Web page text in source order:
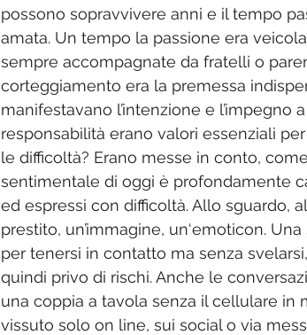
possono sopravvivere anni e il tempo
amata. Un tempo la passione era
sempre accompagnate da fratelli o
corteggiamento era la premessa
manifestavano l’intenzione e l’impegno
responsabilità erano valori essenziali
le difficoltà? Erano messe in conto,
sentimentale di oggi è profondamente
ed espressi con difficoltà. Allo sguardo,
prestito, un’immagine, un‘emoticon.
per tenersi in contatto ma senza
quindi privo di rischi. Anche le
una coppia a tavola senza il cellulare in
vissuto solo on line, sui social o via